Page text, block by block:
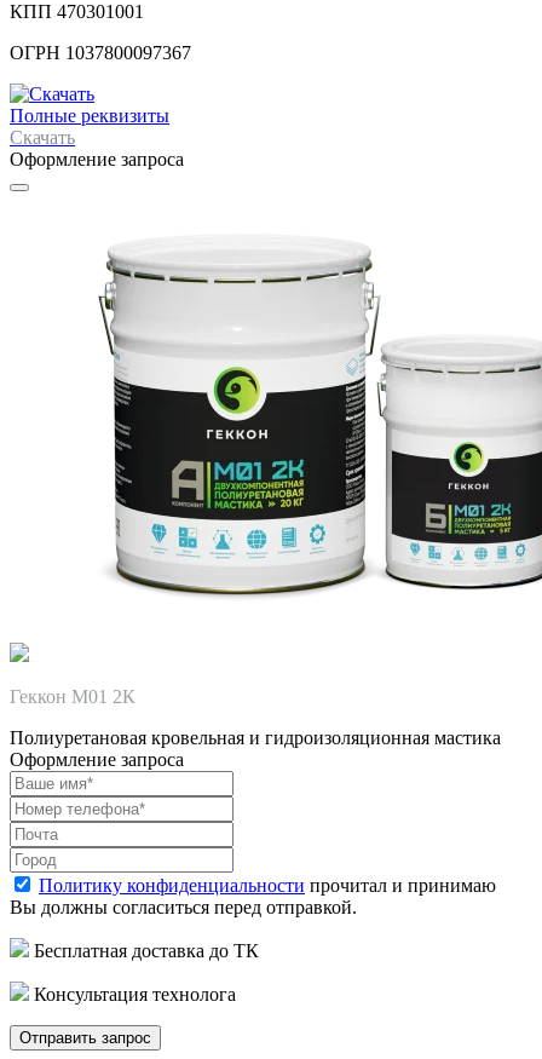
КПП 470301001
ОГРН 1037800097367
Полные реквизиты
Скачать
Оформление запроса
Геккон М01 2К
Полиуретановая кровельная и гидроизоляционная мастика
Оформление запроса
Политику конфиденциальности прочитал и принимаю
Вы должны согласиться перед отправкой.
Бесплатная доставка до ТК
Консультация технолога
Отправить запрос